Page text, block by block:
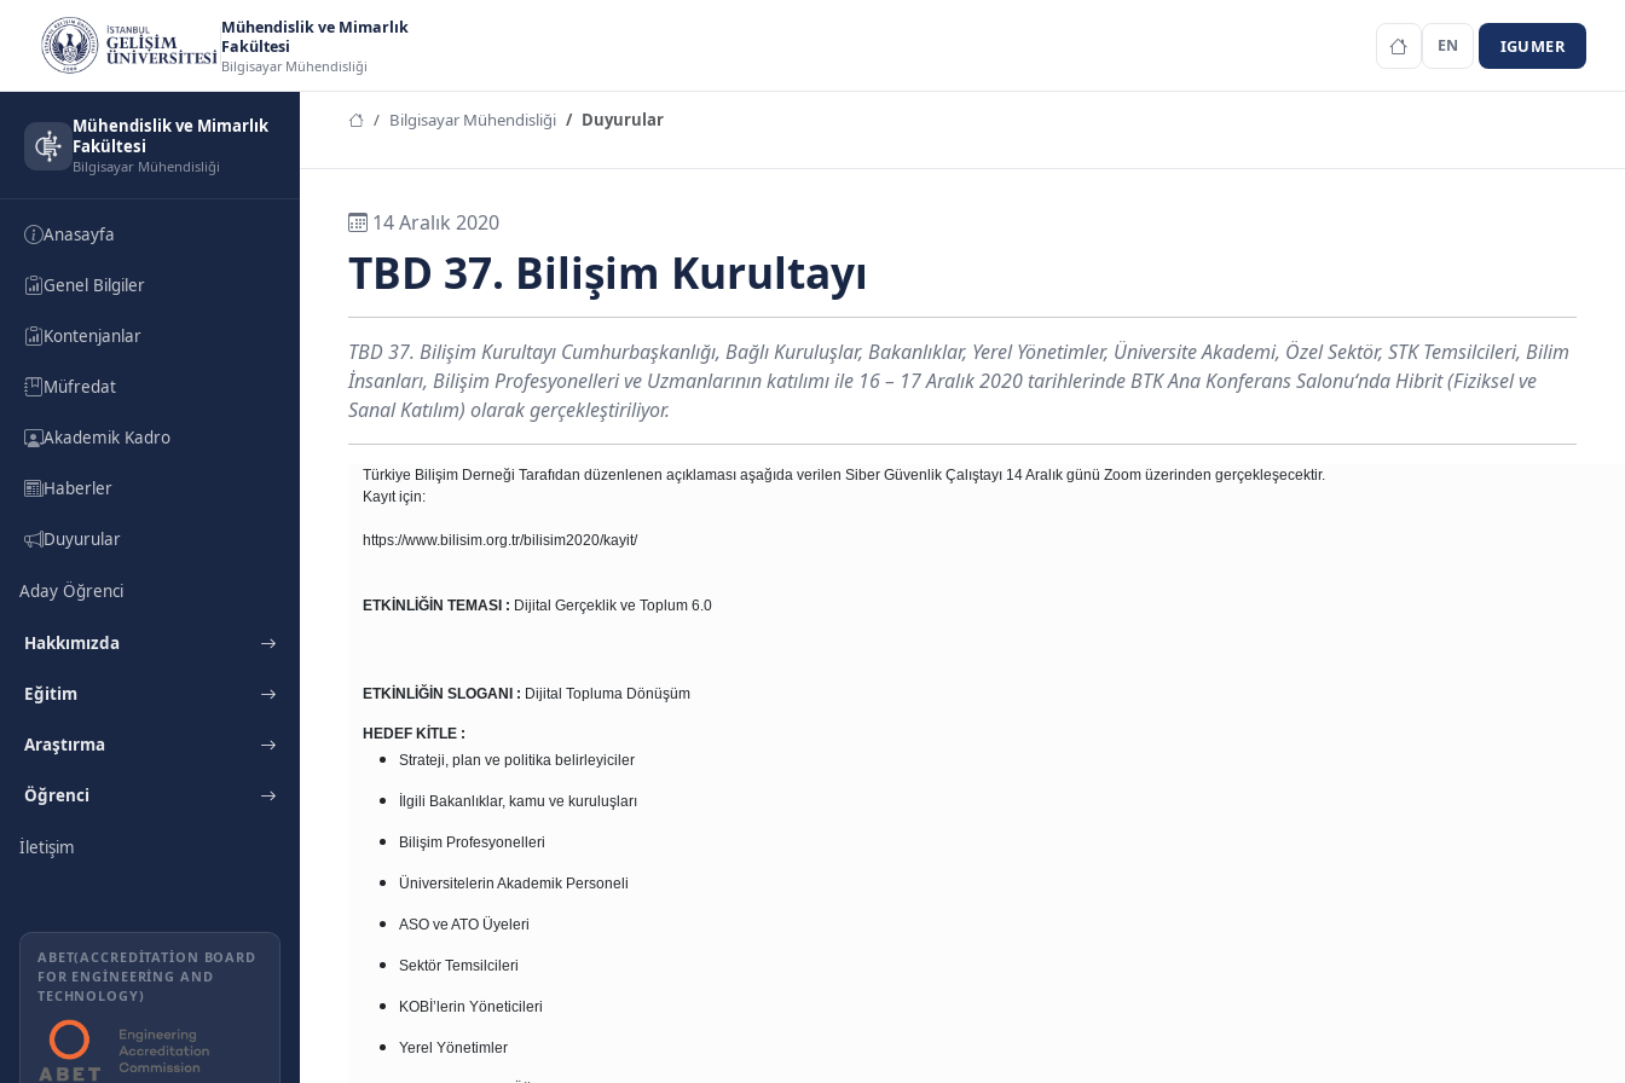
Mühendislik ve Mimarlık
Fakültesi
Bilgisayar Mühendisliği
EN IGUMER
Mühendislik ve Mimarlık
Fakültesi
Bilgisayar Mühendisliği
Anasayfa
Genel Bilgiler
Kontenjanlar
Müfredat
Akademik Kadro
Haberler
Duyurular
Aday Öğrenci
Hakkımızda
Eğitim
Araştırma
Öğrenci
İletişim
ABET(ACCREDITATION BOARD
FOR ENGINEERING AND
TECHNOLOGY)
Bilgisayar Mühendisliği Duyurular
14 Aralık 2020
TBD 37. Bilişim Kurultayı
TBD 37. Bilişim Kurultayı Cumhurbaşkanlığı, Bağlı Kuruluşlar, Bakanlıklar, Yerel Yönetimler, Üniversite Akademi, Özel Sektör, STK Temsilcileri, Bilim
İnsanları, Bilişim Profesyonelleri ve Uzmanlarının katılımı ile 16 – 17 Aralık 2020 tarihlerinde BTK Ana Konferans Salonu‘nda Hibrit (Fiziksel ve
Sanal Katılım) olarak gerçekleştiriliyor.
Türkiye Bilişim Derneği Tarafıdan düzenlenen açıklaması aşağıda verilen Siber Güvenlik Çalıştayı 14 Aralık günü Zoom üzerinden gerçekleşecektir.
Kayıt için:
https://www.bilisim.org.tr/bilisim2020/kayit/
ETKİNLİĞİN TEMASI : Dijital Gerçeklik ve Toplum 6.0
ETKİNLİĞİN SLOGANI : Dijital Topluma Dönüşüm
HEDEF KİTLE :
Strateji, plan ve politika belirleyiciler
İlgili Bakanlıklar, kamu ve kuruluşları
Bilişim Profesyonelleri
Üniversitelerin Akademik Personeli
ASO ve ATO Üyeleri
Sektör Temsilcileri
KOBİ’lerin Yöneticileri
Yerel Yönetimler